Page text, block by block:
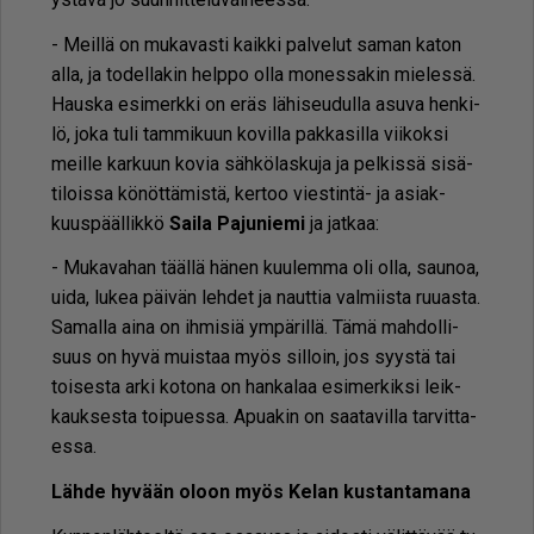
- Meil­lä on mu­ka­vas­ti kaik­ki pal­ve­lut sa­man ka­ton
al­la, ja to­del­la­kin help­po ol­la mo­nes­sa­kin mie­les­sä.
Haus­ka esi­merk­ki on eräs lä­hi­seu­dul­la asu­va hen­ki­
lö, joka tuli tam­mi­kuun ko­vil­la pak­ka­sil­la vii­kok­si
meil­le kar­kuun ko­via säh­kö­las­ku­ja ja pel­kis­sä si­sä­
ti­lois­sa kö­nöt­tä­mis­tä, ker­too vies­tin­tä- ja asi­ak­
kuus­pääl­lik­kö Sai­la Pa­ju­nie­mija jat­kaa:
- Mu­ka­va­han tääl­lä hä­nen kuu­lem­ma oli ol­la, sau­noa,
ui­da, lu­kea päi­vän leh­det ja naut­tia val­miis­ta ruu­as­ta.
Sa­mal­la ai­na on ih­mi­siä ym­pä­ril­lä. Tämä mah­dol­li­
suus on hyvä muis­taa myös sil­loin, jos syys­tä tai
toi­ses­ta ar­ki ko­to­na on han­ka­laa esi­mer­kik­si leik­
kauk­ses­ta toi­pu­es­sa. Apu­a­kin on saa­ta­vil­la tar­vit­ta­
es­sa.
Läh­de hy­vään oloon myös Ke­lan kus­tan­ta­ma­na